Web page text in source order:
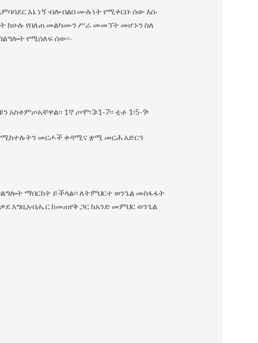
እኔ ነኝ ብሎ በልበ ሙሉነት የሚቀርቡ ሰው እሱ
ከሁሉ የበለጠ መልካሙን ሥራ መመኘት መሆኑን ስለ
የሚሰለፍ ሰው፡-
1ኛ ጦሞ፡3፡1-7፡፡ ቲቶ 1፡5-9፡
የሚከተሉትን መርሖች ቀዳሚና ቋሚ መርሕ አድርጎ
ማበርከት ይችላል፡፡ ለትምህርተ ወንጌል መስፋፋት
እግዚአብሔር ከመጠየቅ ጋር ከአንድ መምህር ወንጌል